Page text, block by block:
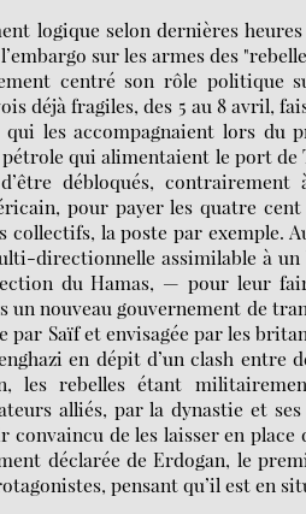
logique selon dernières
sur les armes des
centré son rôle politique
déjà fragiles, des 5 au 8 avril,
les accompagnaient lors du
qui alimentaient le port
débloqués,
pour payer les quatre
collectifs, la poste par exemple.
directionnelle assimilable à
du Hamas, — pour leur
nouveau gouvernement de
par Saïf et envisagée par les
en dépit d’un clash entre
les rebelles étant
alliés, par la dynastie et
de les laisser en
déclarée de Erdogan, le
pensant qu’il est en